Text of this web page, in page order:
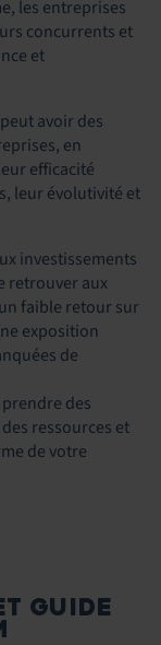
les entreprises
concurrents et
et
avoir des
en
efficacité
leur évolutivité et
investissements
retrouver aux
faible retour sur
exposition
de
des
ressources et
de votre
GUIDE